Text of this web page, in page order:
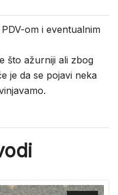
om i eventualnim
što ažurniji ali zbog
je da se pojavi neka